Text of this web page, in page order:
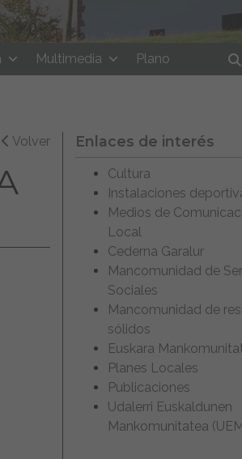
Multimedia
Plano
Volver Enlaces de interés
Cultura
Instalaciones
Medios de
Local
Cederna Garalur
Mancomunidad de
Sociales
Mancomunidad de
sólidos
Euskara
Planes Locales
Publicaciones
Udalerri Euskaldunen
Mankomunitatea